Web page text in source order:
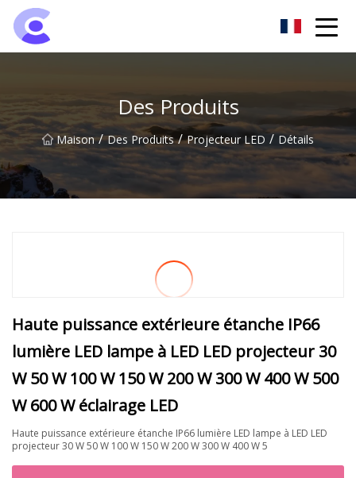
Des Produits
Maison / Des Produits / Projecteur LED / Détails
Haute puissance extérieure étanche IP66
lumière LED lampe à LED LED projecteur 30
W 50 W 100 W 150 W 200 W 300 W 400 W 500
W 600 W éclairage LED
Haute puissance extérieure étanche IP66 lumière LED lampe à LED LED
projecteur 30 W 50 W 100 W 150 W 200 W 300 W 400 W 5